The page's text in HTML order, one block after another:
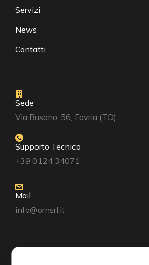
Servizi
News
Contatti
Sede
Via Busano, 56, Favria (TO)
Supporto Tecnico
+39 0124 34071
Mail
info@ornsrl.it